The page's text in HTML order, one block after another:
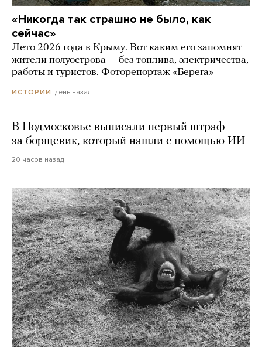
«Никогда так страшно не было, как
сейчас»
Лето 2026 года в Крыму. Вот каким его запомнят
жители полуострова — без топлива, электричества,
работы и туристов. Фоторепортаж «Берега»
ИСТОРИИ день назад
В Подмосковье выписали первый штраф
за борщевик, который нашли с помощью ИИ
20 часов назад